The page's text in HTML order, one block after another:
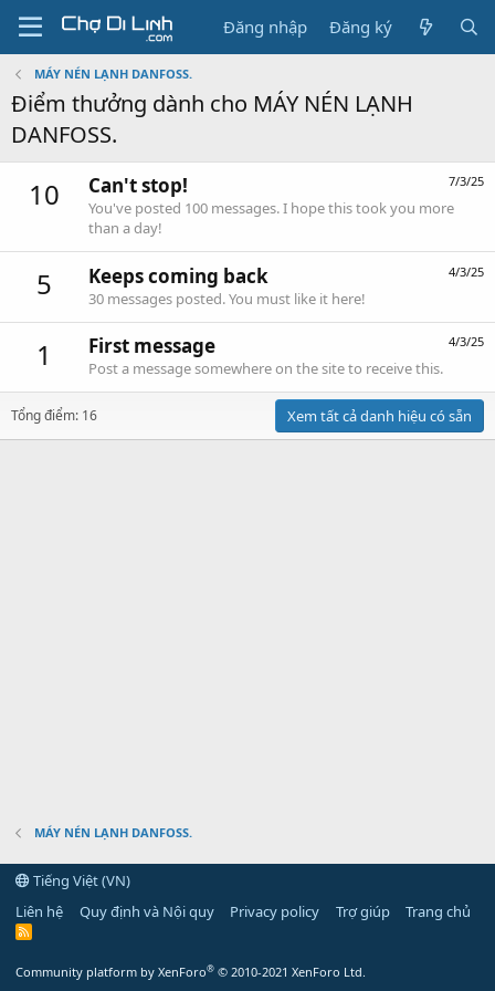
Đăng nhập Đăng ký
MÁY NÉN LẠNH DANFOSS.
Điểm thưởng dành cho MÁY NÉN LẠNH
DANFOSS.
10 7/3/25
Can't stop!
You've posted 100 messages. I hope this took you more
than a day!
5 4/3/25
Keeps coming back
30 messages posted. You must like it here!
1 4/3/25
First message
Post a message somewhere on the site to receive this.
Tổng điểm: 16 Xem tất cả danh hiệu có sẵn
MÁY NÉN LẠNH DANFOSS.
Tiếng Việt (VN)
Liên hệ
Quy định và Nội quy Privacy policy Trợ giúp Trang chủ
R
Community platform by XenForo® © 2010-2021 XenForo Ltd.